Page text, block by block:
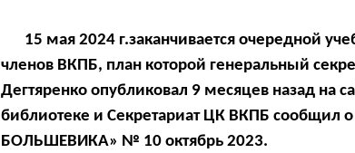
15 мая 2024 г.заканчивается очередной
членов ВКПБ, план которой генеральный
Дегтяренко опубликовал 9 месяцев назад на
библиотеке и Секретариат ЦК ВКПБ сообщил о
БОЛЬШЕВИКА» № 10 октябрь 2023.